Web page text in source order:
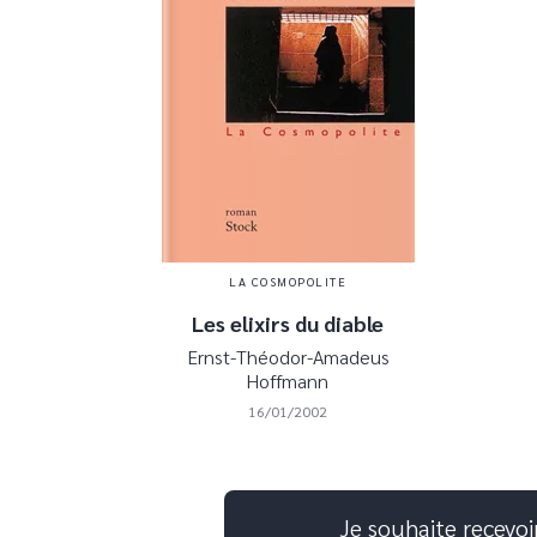
LA COSMOPOLITE
Les elixirs du diable
Ernst-Théodor-Amadeus
Hoffmann
16/01/2002
Je souhaite